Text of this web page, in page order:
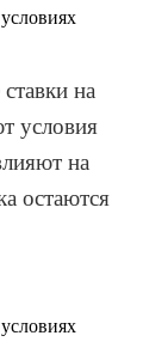
на
условия
на
остаются